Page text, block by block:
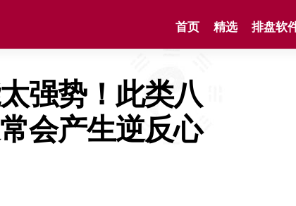
首页 精选 排盘软
强势！此类八
会产生逆反心